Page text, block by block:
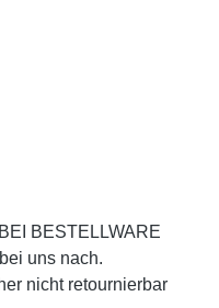
BESTELLWARE
uns nach.
nicht retournierbar